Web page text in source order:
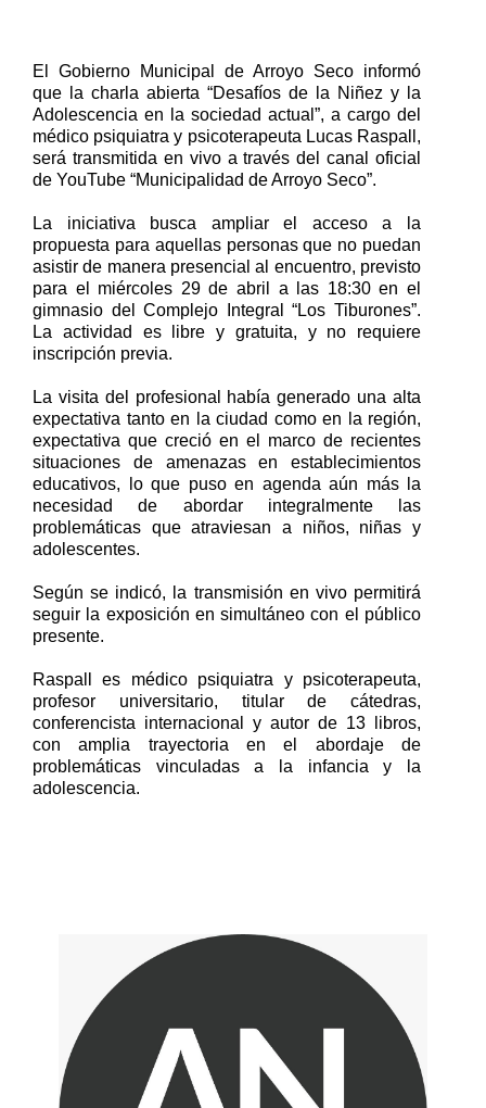
El Gobierno Municipal de Arroyo Seco informó
que la charla abierta “Desafíos de la Niñez y la
Adolescencia en la sociedad actual”, a cargo del
médico psiquiatra y psicoterapeuta Lucas Raspall,
será transmitida en vivo a través del canal oficial
de YouTube “Municipalidad de Arroyo Seco”.
La iniciativa busca ampliar el acceso a la
propuesta para aquellas personas que no puedan
asistir de manera presencial al encuentro, previsto
para el miércoles 29 de abril a las 18:30 en el
gimnasio del Complejo Integral “Los Tiburones”.
La actividad es libre y gratuita, y no requiere
inscripción previa.
La visita del profesional había generado una alta
expectativa tanto en la ciudad como en la región,
expectativa que creció en el marco de recientes
situaciones de amenazas en establecimientos
educativos, lo que puso en agenda aún más la
necesidad de abordar integralmente las
problemáticas que atraviesan a niños, niñas y
adolescentes.
Según se indicó, la transmisión en vivo permitirá
seguir la exposición en simultáneo con el público
presente.
Raspall es médico psiquiatra y psicoterapeuta,
profesor universitario, titular de cátedras,
conferencista internacional y autor de 13 libros,
con amplia trayectoria en el abordaje de
problemáticas vinculadas a la infancia y la
adolescencia.